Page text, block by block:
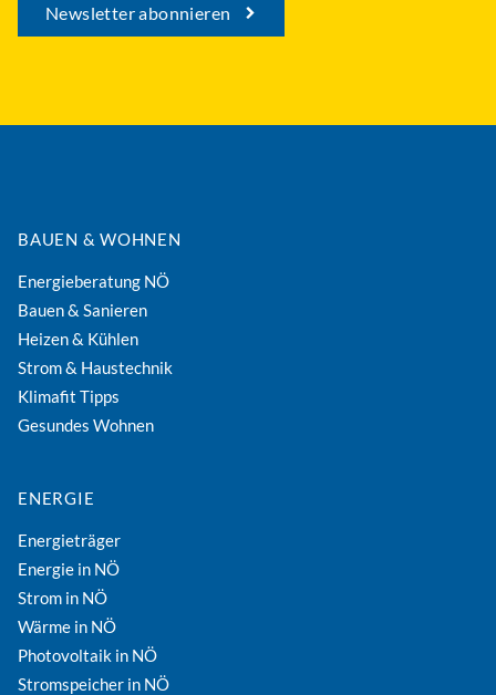
Newsletter abonnieren
BAUEN & WOHNEN
Energieberatung NÖ
Bauen & Sanieren
Heizen & Kühlen
Strom & Haustechnik
Klimafit Tipps
Gesundes Wohnen
ENERGIE
Energieträger
Energie in NÖ
Strom in NÖ
Wärme in NÖ
Photovoltaik in NÖ
Stromspeicher in NÖ